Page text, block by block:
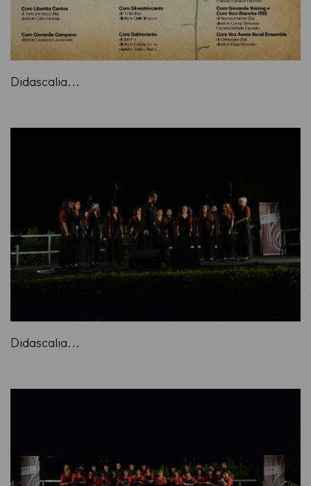
Didascalia...
Didascalia...